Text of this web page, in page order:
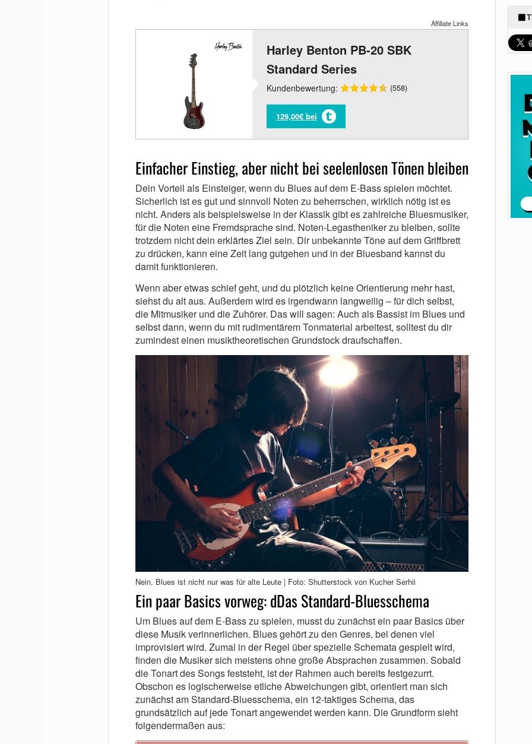
Affiliate Links
Harley Benton PB-20 SBK
Standard Series
Kundenbewertung: (558)
129,00€ bei
Einfacher Einstieg, aber nicht bei seelenlosen Tönen bleiben
Dein Vorteil als Einsteiger, wenn du Blues auf dem E-Bass spielen möchtet.
Sicherlich ist es gut und sinnvoll Noten zu beherrschen, wirklich nötig ist es
nicht. Anders als beispielsweise in der Klassik gibt es zahlreiche Bluesmusiker,
für die Noten eine Fremdsprache sind. Noten-Legastheniker zu bleiben, sollte
trotzdem nicht dein erklärtes Ziel sein. Dir unbekannte Töne auf dem Griffbrett
zu drücken, kann eine Zeit lang gutgehen und in der Bluesband kannst du
damit funktionieren.
Wenn aber etwas schief geht, und du plötzlich keine Orientierung mehr hast,
siehst du alt aus. Außerdem wird es irgendwann langweilig – für dich selbst,
die Mitmusiker und die Zuhörer. Das will sagen: Auch als Bassist im Blues und
selbst dann, wenn du mit rudimentärem Tonmaterial arbeitest, solltest du dir
zumindest einen musiktheoretischen Grundstock draufschaffen.
Nein, Blues ist nicht nur was für alte Leute | Foto: Shutterstock von Kucher Serhii
Ein paar Basics vorweg: dDas Standard-Bluesschema
Um Blues auf dem E-Bass zu spielen, musst du zunächst ein paar Basics über
diese Musik verinnerlichen. Blues gehört zu den Genres, bei denen viel
improvisiert wird. Zumal in der Regel über spezielle Schemata gespielt wird,
finden die Musiker sich meistens ohne große Absprachen zusammen. Sobald
die Tonart des Songs feststeht, ist der Rahmen auch bereits festgezurrt.
Obschon es logischerweise etliche Abweichungen gibt, orientiert man sich
zunächst am Standard-Bluesschema, ein 12-taktiges Schema, das
grundsätzlich auf jede Tonart angewendet werden kann. Die Grundform sieht
folgendermaßen aus: